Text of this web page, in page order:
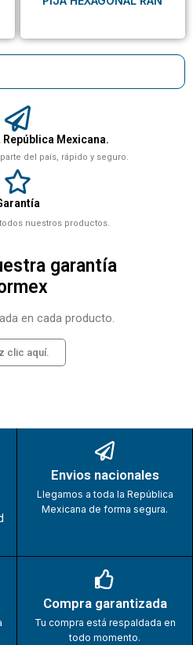
República Mexicana.
del país, rápido y seguro.
nuestros productos.
garantía
en cada producto.
clic aquí.
Envios nacionales
Llegamos a toda la República
Mexicana de forma segura.
Compra garantizada
Tu compra está respaldada en
todo momento.